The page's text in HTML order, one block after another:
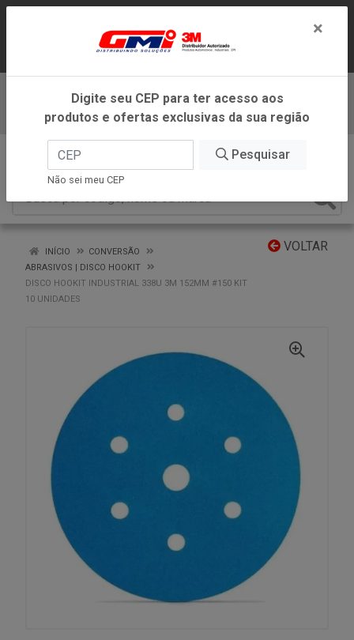
ATENDIMENTO DENTRO DO ESTADO DE
MINAS GERAIS.
Baixe já nosso APP
VOLTAR
INÍCIO
CONVERSÃO
ABRASIVOS | DISCO HOOKIT
DISCO HOOKIT INDUSTRIAL 338U 3M 152MM #150 KIT
10 UNIDADES
×
Digite seu CEP para ter acesso aos
produtos e ofertas exclusivas da sua região
Pesquisar
Não sei meu CEP